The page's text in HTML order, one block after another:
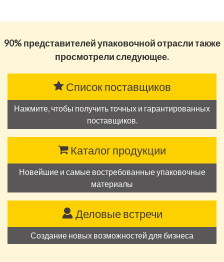
90% представителей упаковочной отрасли также
просмотрели следующее.
Список поставщиков
Нажмите, чтобы получить точных и гарантированных
поставщиков.
Каталог продукции
Новейшие и самые востребованные упаковочные
материалы
Деловые встречи
Создание новых возможностей для бизнеса